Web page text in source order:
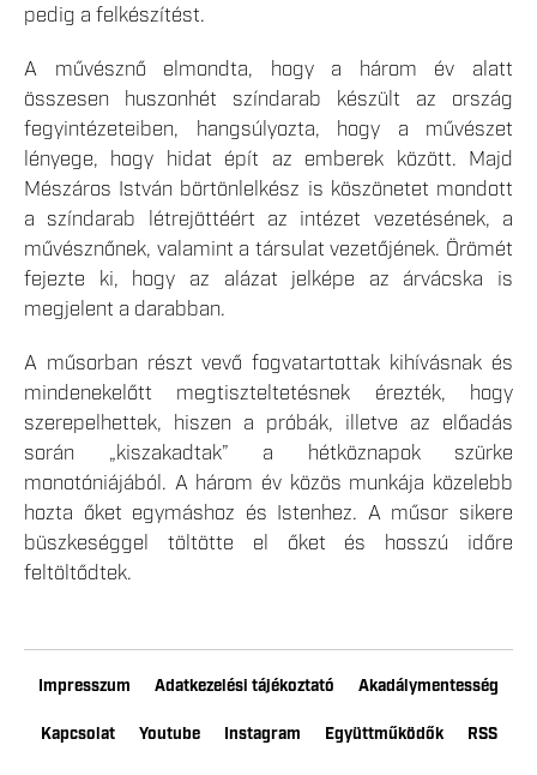
pedig a felkészítést.
A művésznő elmondta, hogy a három év alatt
összesen huszonhét színdarab készült az ország
fegyintézeteiben, hangsúlyozta, hogy a művészet
lényege, hogy hidat épít az emberek között. Majd
Mészáros István börtönlelkész is köszönetet mondott
a színdarab létrejöttéért az intézet vezetésének, a
művésznőnek, valamint a társulat vezetőjének. Örömét
fejezte ki, hogy az alázat jelképe az árvácska is
megjelent a darabban.
A műsorban részt vevő fogvatartottak kihívásnak és
mindenekelőtt megtiszteltetésnek érezték, hogy
szerepelhettek, hiszen a próbák, illetve az előadás
során „kiszakadtak” a hétköznapok szürke
monotóniájából. A három év közös munkája közelebb
hozta őket egymáshoz és Istenhez. A műsor sikere
büszkeséggel töltötte el őket és hosszú időre
feltöltődtek.
Impresszum Adatkezelési tájékoztató Akadálymentesség
Kapcsolat Youtube Instagram Együttműködők RSS